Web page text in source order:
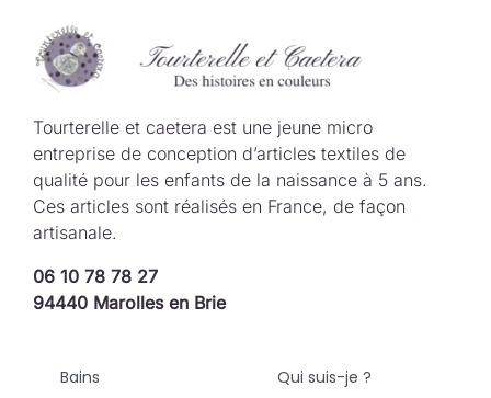
Tourterelle et caetera est une jeune micro
entreprise de conception d’articles textiles de
qualité pour les enfants de la naissance à 5 ans.
Ces articles sont réalisés en France, de façon
artisanale.
06 10 78 78 27
94440 Marolles en Brie
Bains Qui suis-je ?